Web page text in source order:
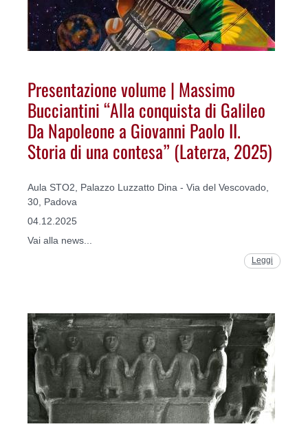
Presentazione volume | Massimo
Bucciantini “Alla conquista di Galileo
Da Napoleone a Giovanni Paolo II.
Storia di una contesa” (Laterza, 2025)
Aula STO2, Palazzo Luzzatto Dina - Via del Vescovado,
30, Padova
04.12.2025
Vai alla news...
Leggi